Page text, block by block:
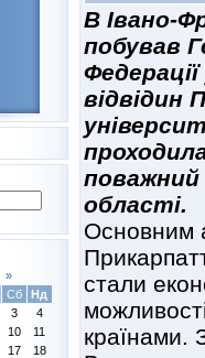
»
Сб
Нд
3
4
10
11
17
18
В Івано-
побував
відвідин
поважний
області.
Основним
стали
країнами.